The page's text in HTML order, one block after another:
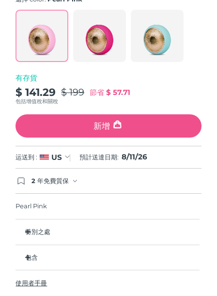
Read
Reviews.
Same
page
有存貨
$ 141.29 $ 199 節省$ 57.71
包括增值稅和關稅
新增
运送到 : US 預計送達日期: 8/11/26
2 年免費質保
Pearl Pink
特別之處
熱能科技幫助面膜中的成分深入肌膚。
T-Sonic
包含
USB 充電線
使用者手冊
斯洛伐克
斯洛維尼亞 預計送達日期
預計送達日期
南韓
西班牙
瑞典 8/10/26
瑞士 預計送達日期8/10/26
台灣 預計送達日期8/15/26
泰國 預計送達日期8/14/26
阿拉伯聯合大公國
英國
美國